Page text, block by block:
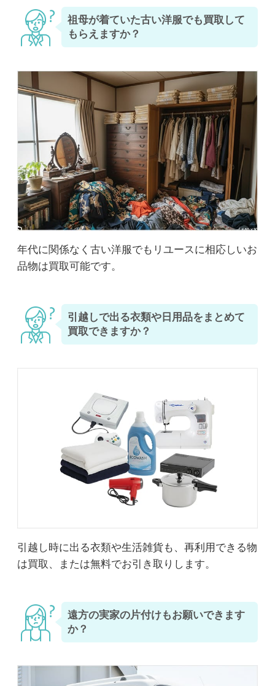
祖母が着ていた古い洋服でも買取して
もらえますか？
年代に関係なく古い洋服でもリユースに相応しいお
品物は買取可能です。
引越しで出る衣類や日用品をまとめて
買取できますか？
引越し時に出る衣類や生活雑貨も、再利用できる物
は買取、または無料でお引き取りします。
遠方の実家の片付けもお願いできます
か？